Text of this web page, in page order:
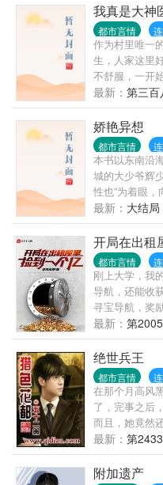
我真是大神
都市言情
作为村里唯一
生，人家这里
不舒服，一开
是几天下来，
市小说。
最新： 第三
娇艳异想
都市言情
本书以东南沿
城的大少爷辉
性也”为着眼，
为折射现代都
最新： 大结局
开局在出租
都市言情
刚上大学，我
导航，还能收
寻宝导航，奖
星夏秋即将遇
“检测到10斤*
的远方文创置
动寻宝，以及
示： “从今天
中说出！
最新： 第
绝世兵王
都市言情
在那个月高风
了，完事之后
而且，她竟然
从之际，她竟
你的。” 现在
更名为《绝世
最新： 第
附加遗产